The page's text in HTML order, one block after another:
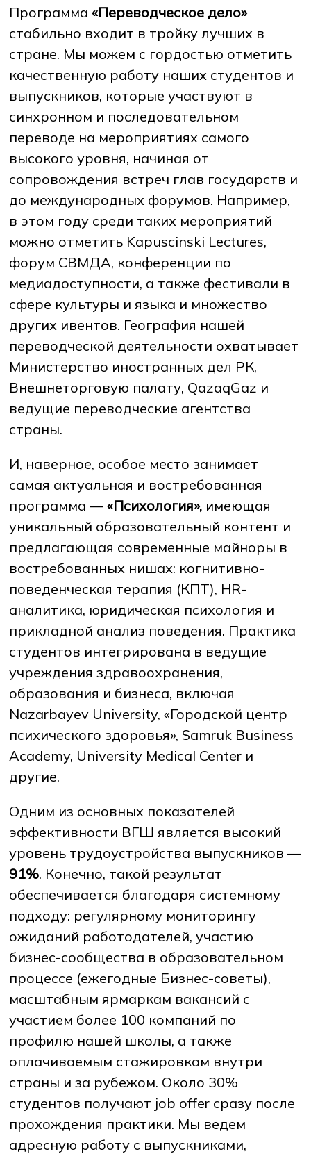
Программа«Переводческое дело»
стабильно входит в тройку лучших в
стране. Мы можем с гордостью отметить
качественную работу наших студентов и
выпускников, которые участвуют в
синхронном и последовательном
переводе на мероприятиях самого
высокого уровня, начиная от
сопровождения встреч глав государств и
до международных форумов. Например,
в этом году среди таких мероприятий
можно отметить Kapuscinski Lectures,
форум СВМДА, конференции по
медиадоступности, а также фестивали в
сфере культуры и языка и множество
других ивентов. География нашей
переводческой деятельности охватывает
Министерство иностранных дел РК,
Внешнеторговую палату, QazaqGaz и
ведущие переводческие агентства
страны.
И, наверное, особое место занимает
самая актуальная и востребованная
программа —«Психология», имеющая
уникальный образовательный контент и
предлагающая современные майноры в
востребованных нишах: когнитивно-
поведенческая терапия (КПТ), HR-
аналитика, юридическая психология и
прикладной анализ поведения. Практика
студентов интегрирована в ведущие
учреждения здравоохранения,
образования и бизнеса, включая
Nazarbayev University, «Городской центр
психического здоровья», Samruk Business
Academy, University Medical Center и
другие.
Одним из основных показателей
эффективности ВГШ является высокий
уровень трудоустройства выпускников —
91%. Конечно, такой результат
обеспечивается благодаря системному
подходу: регулярному мониторингу
ожиданий работодателей, участию
бизнес-сообщества в образовательном
процессе (ежегодные Бизнес-советы),
масштабным ярмаркам вакансий с
участием более 100 компаний по
профилю нашей школы, а также
оплачиваемым стажировкам внутри
страны и за рубежом. Около 30%
студентов получают job offer сразу после
прохождения практики. Мы ведем
адресную работу с выпускниками,